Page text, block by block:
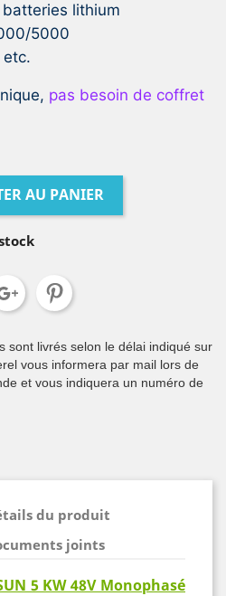
lithium
5000
etc.
pas besoin de coffret
AU PANIER
sont livrés selon le délai indiqué sur
vous informera par mail lors de
et vous indiquera un numéro de
du produit
joints
5 KW 48V Monophasé